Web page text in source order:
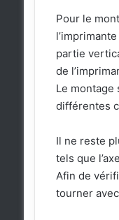
Pour le
partie
de
Le
différentes
Il ne reste
tels que
Afin de
tourner